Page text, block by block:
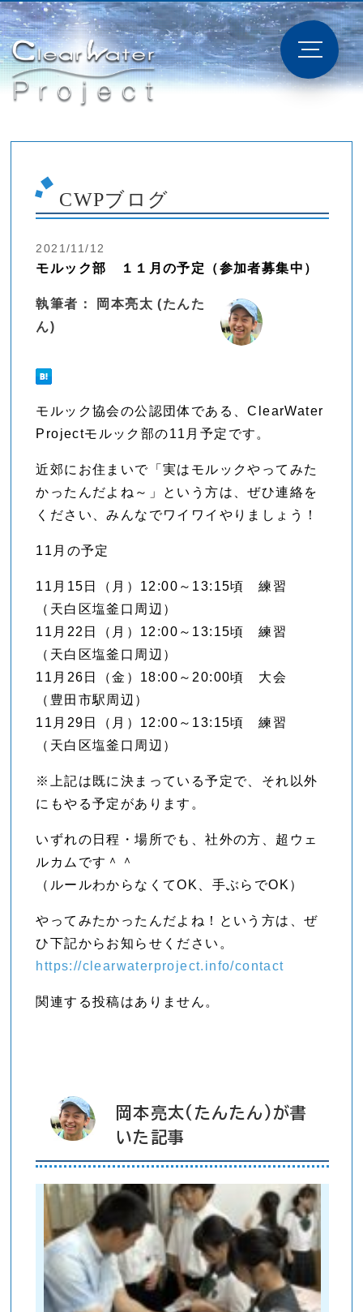
CWPブログ
2021/11/12
モルック部 １１月の予定（参加者募集中）
執筆者： 岡本亮太 (たんた
ん)
モルック協会の公認団体である、ClearWater
Projectモルック部の11月予定です。
近郊にお住まいで「実はモルックやってみた
かったんだよね～」という方は、ぜひ連絡を
ください、みんなでワイワイやりましょう！
11月の予定
11月15日（月）12:00～13:15頃 練習
（天白区塩釜口周辺）
11月22日（月）12:00～13:15頃 練習
（天白区塩釜口周辺）
11月26日（金）18:00～20:00頃 大会
（豊田市駅周辺）
11月29日（月）12:00～13:15頃 練習
（天白区塩釜口周辺）
※上記は既に決まっている予定で、それ以外
にもやる予定があります。
いずれの日程・場所でも、社外の方、超ウェ
ルカムです＾＾
（ルールわからなくてOK、手ぶらでOK）
やってみたかったんだよね！という方は、ぜ
ひ下記からお知らせください。
https://clearwaterproject.info/contact
関連する投稿はありません。
岡本亮太(たんたん)が書
いた記事